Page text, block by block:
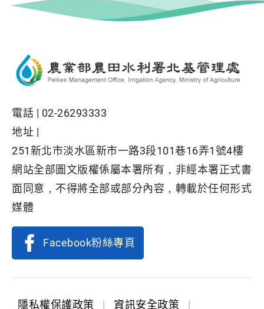
電話 | 02-26293333
地址 |
251新北市淡水區新市一路3段101巷16弄1號4樓
網站全部圖文版權係屬本署所有，非經本署正式書
面同意，不得將全部或部分內容，轉載於任何形式
媒體
Facebook粉絲專頁
隱私權保護政策 | 資訊安全政策 |